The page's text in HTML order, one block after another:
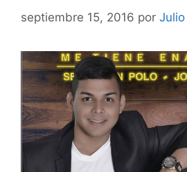
septiembre 15, 2016 por